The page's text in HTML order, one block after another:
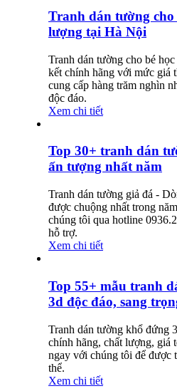
Tranh dán tường cho
lượng tại Hà Nội
Tranh dán tường cho bé
kết chính hãng với mức giá
cung cấp hàng trăm nghìn
độc đáo.
Xem chi tiết
Top 30+ tranh dán
ấn tượng nhất năm
Tranh dán tường giả đá -
được chuộng nhất trong
chúng tôi qua hotline
hỗ trợ.
Xem chi tiết
Top 55+ mẫu tranh
3d độc đáo, sang
Tranh dán tường khổ đứng
chính hãng, chất lượng, giá
ngay với chúng tôi để được
thể.
Xem chi tiết